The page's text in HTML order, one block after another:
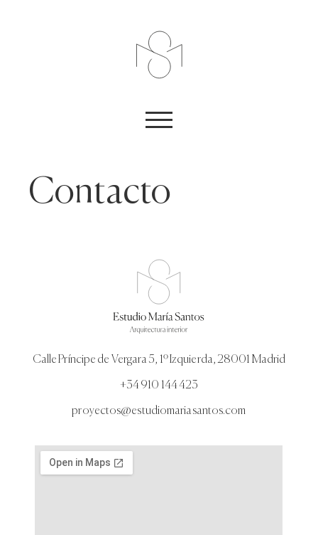
Contacto
Calle Príncipe de Vergara 5, 1º Izquierda, 28001 Madrid
+34 910 144 423
proyectos@estudiomariasantos.com